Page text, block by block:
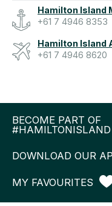
Hamilton Island
+61 7 4946 8353
Hamilton Island
+61 7 4946 8620
BECOME PART OF
#HAMILTONISLAND
DOWNLOAD OUR
MY FAVOURITES